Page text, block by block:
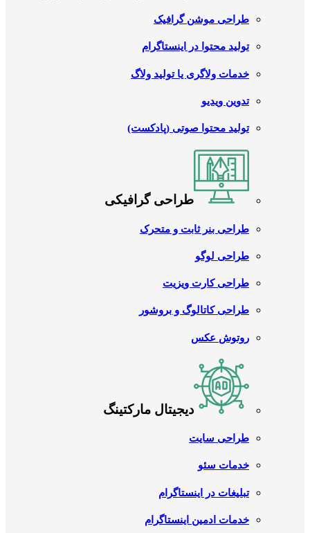
طراحی موشن گرافیک
تولید محتوا در اینستاگرام
خدمات ولاگری یا تولید ولاگ
تدوین ویدیو
تولید محتوا صوتی (پادکست)
طراحی گرافیکی
طراحی بنر ثابت و متحرک
طراحی لوگو
طراحی کارت ویزیت
طراحی کاتالوگ و بروشور
روتوش عکس
دیجیتال مارکتینگ
طراحی سایت
خدمات سئو
تبلیغات در اینستاگرام
خدمات ادمین اینستاگرام